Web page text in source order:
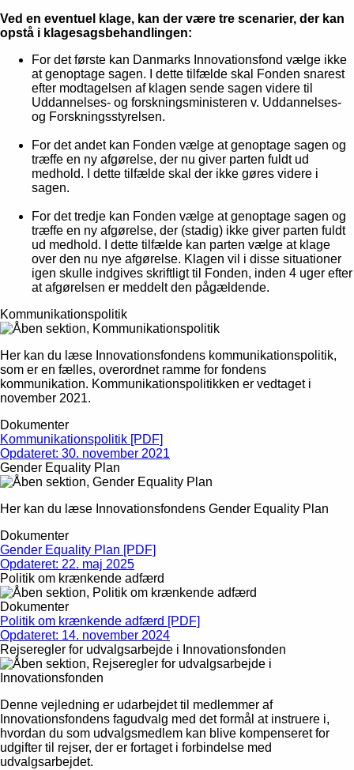
Ved en eventuel klage, kan der være tre scenarier, der kan
opstå i klagesagsbehandlingen:
For det første kan Danmarks Innovationsfond vælge ikke
at genoptage sagen. I dette tilfælde skal Fonden snarest
efter modtagelsen af klagen sende sagen videre til
Uddannelses- og forskningsministeren v. Uddannelses-
og Forskningsstyrelsen.
For det andet kan Fonden vælge at genoptage sagen og
træffe en ny afgørelse, der nu giver parten fuldt ud
medhold. I dette tilfælde skal der ikke gøres videre i
sagen.
For det tredje kan Fonden vælge at genoptage sagen og
træffe en ny afgørelse, der (stadig) ikke giver parten fuldt
ud medhold. I dette tilfælde kan parten vælge at klage
over den nu nye afgørelse. Klagen vil i disse situationer
igen skulle indgives skriftligt til Fonden, inden 4 uger efter
at afgørelsen er meddelt den pågældende.
Kommunikationspolitik
Her kan du læse Innovationsfondens kommunikationspolitik,
som er en fælles, overordnet ramme for fondens
kommunikation. Kommunikationspolitikken er vedtaget i
november 2021.
Dokumenter
Kommunikationspolitik [PDF]
Opdateret: 30. november 2021
Gender Equality Plan
Her kan du læse Innovationsfondens Gender Equality Plan
Dokumenter
Gender Equality Plan [PDF]
Opdateret: 22. maj 2025
Politik om krænkende adfærd
Dokumenter
Politik om krænkende adfærd [PDF]
Opdateret: 14. november 2024
Rejseregler for udvalgsarbejde i Innovationsfonden
Denne vejledning er udarbejdet til medlemmer af
Innovationsfondens fagudvalg med det formål at instruere i,
hvordan du som udvalgsmedlem kan blive kompenseret for
udgifter til rejser, der er fortaget i forbindelse med
udvalgsarbejdet.